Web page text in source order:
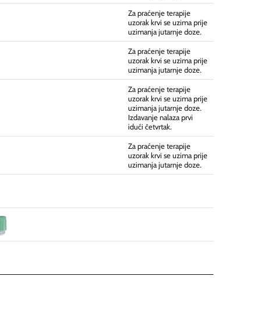
Za praćenje terapije
uzorak krvi se uzima prije
uzimanja jutarnje doze.
Za praćenje terapije
uzorak krvi se uzima prije
uzimanja jutarnje doze.
Za praćenje terapije
uzorak krvi se uzima prije
uzimanja jutarnje doze.
Izdavanje nalaza prvi
idući četvrtak.
Za praćenje terapije
uzorak krvi se uzima prije
uzimanja jutarnje doze.